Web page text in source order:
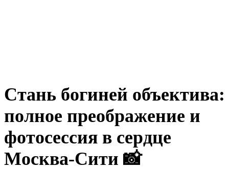
Стань богиней объектива:
полное преображение и
фотосессия в сердце
Москва-Сити 📸